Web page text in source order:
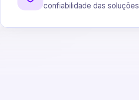
confiabilidade das soluções